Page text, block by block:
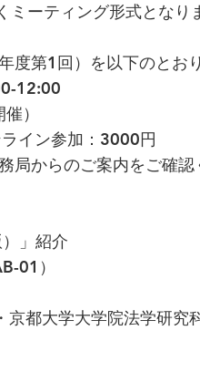
ーティング形式となり
第1回）を以下のとお
12:00
）
イン参加：3000円
らのご案内をご確認く
」紹介
01）
都大学大学院法学研究